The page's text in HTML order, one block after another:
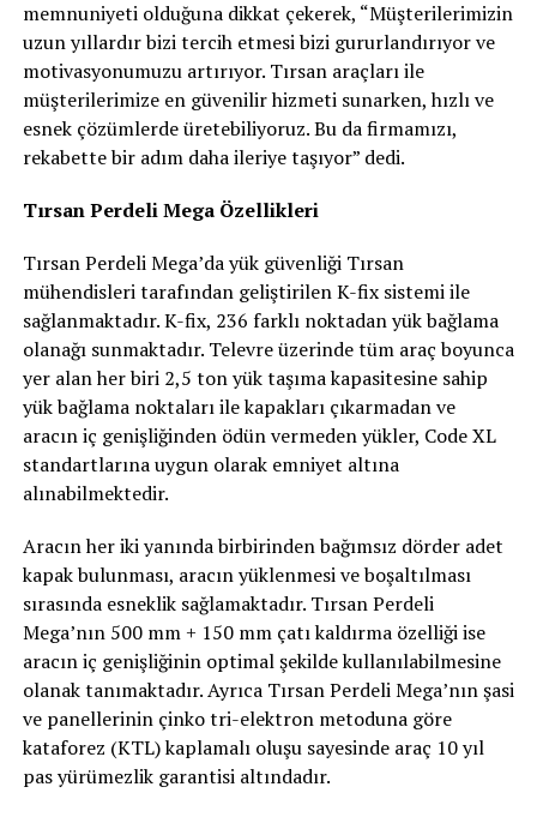
memnuniyeti olduğuna dikkat çekerek, “Müşterilerimizin
uzun yıllardır bizi tercih etmesi bizi gururlandırıyor ve
motivasyonumuzu artırıyor. Tırsan araçları ile
müşterilerimize en güvenilir hizmeti sunarken, hızlı ve
esnek çözümlerde üretebiliyoruz. Bu da firmamızı,
rekabette bir adım daha ileriye taşıyor” dedi.
Tırsan Perdeli Mega Özellikleri
Tırsan Perdeli Mega’da yük güvenliği Tırsan
mühendisleri tarafından geliştirilen K-fix sistemi ile
sağlanmaktadır. K-fix, 236 farklı noktadan yük bağlama
olanağı sunmaktadır. Televre üzerinde tüm araç boyunca
yer alan her biri 2,5 ton yük taşıma kapasitesine sahip
yük bağlama noktaları ile kapakları çıkarmadan ve
aracın iç genişliğinden ödün vermeden yükler, Code XL
standartlarına uygun olarak emniyet altına
alınabilmektedir.
Aracın her iki yanında birbirinden bağımsız dörder adet
kapak bulunması, aracın yüklenmesi ve boşaltılması
sırasında esneklik sağlamaktadır. Tırsan Perdeli
Mega’nın 500 mm + 150 mm çatı kaldırma özelliği ise
aracın iç genişliğinin optimal şekilde kullanılabilmesine
olanak tanımaktadır. Ayrıca Tırsan Perdeli Mega’nın şasi
ve panellerinin çinko tri-elektron metoduna göre
kataforez (KTL) kaplamalı oluşu sayesinde araç 10 yıl
pas yürümezlik garantisi altındadır.